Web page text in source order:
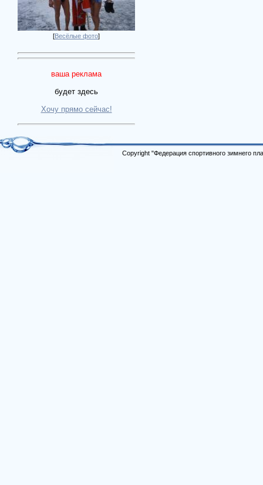
[Весёлые фото]
ваша реклама
будет здесь
Хочу прямо сейчас!
Copyright "Федерация спортивного зимнего